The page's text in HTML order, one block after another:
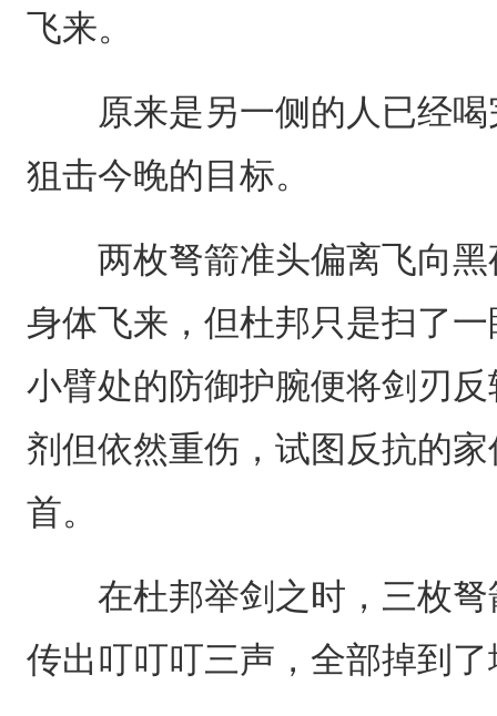
飞来。
原来是另一侧的人已经喝
狙击今晚的目标。
两枚弩箭准头偏离飞向黑
身体飞来，但杜邦只是扫了
小臂处的防御护腕便将剑刃
剂但依然重伤，试图反抗的
首。
在杜邦举剑之时，三枚弩
传出叮叮叮三声，全部掉到